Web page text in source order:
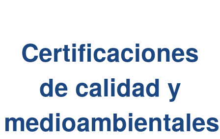
Certificaciones
de calidad y
medioambientales